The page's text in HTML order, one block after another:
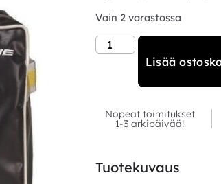
Vain 2 varastossa
Lisää
Nopeat toimitukset
1-3 arkipäivää!
Tuotekuvaus